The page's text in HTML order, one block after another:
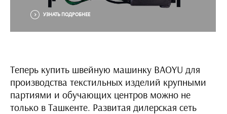
УЗНАТЬ ПОДРОБНЕЕ
Теперь купить швейную машинку BAOYU для
производства текстильных изделий крупными
партиями и обучающих центров можно не
только в Ташкенте. Развитая дилерская сеть